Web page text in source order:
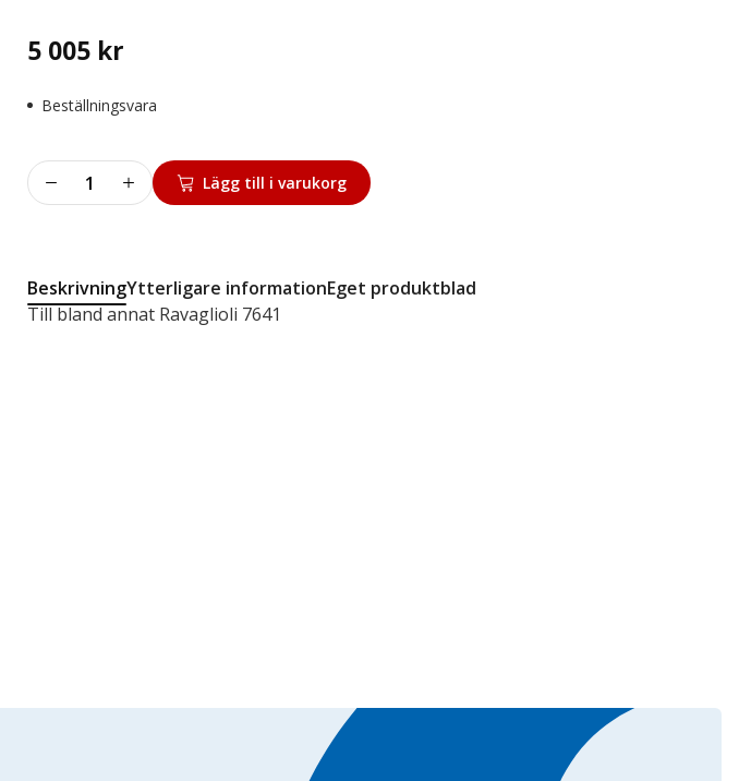
5 005 kr
Beställningsvara
Monteringshuvud
för
Atv
Ravaglioli
Lägg till i varukorg
BeskrivningYtterligare informationEget produktblad
Till bland annat Ravaglioli 7641